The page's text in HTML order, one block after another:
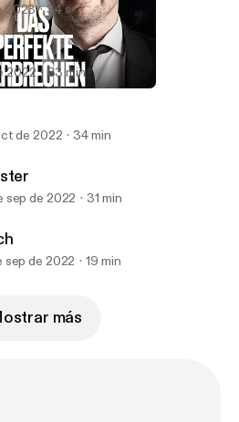
– Das perfekte Verbrechen
2023 34 s
2022 33 min
de 2022 34 min
sep de 2022 31 min
sep de 2022 19 min
más